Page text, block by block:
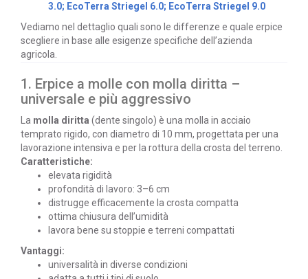
3.0; EcoTerra Striegel 6.0; EcoTerra Striegel 9.0
Vediamo nel dettaglio quali sono le differenze e quale erpice
scegliere in base alle esigenze specifiche dell’azienda
agricola.
1. Erpice a molle con molla diritta –
universale e più aggressivo
La molla diritta (dente singolo) è una molla in acciaio
temprato rigido, con diametro di 10 mm, progettata per una
lavorazione intensiva e per la rottura della crosta del terreno.
Caratteristiche:
elevata rigidità
profondità di lavoro: 3–6 cm
distrugge efficacemente la crosta compatta
ottima chiusura dell’umidità
lavora bene su stoppie e terreni compattati
Vantaggi:
universalità in diverse condizioni